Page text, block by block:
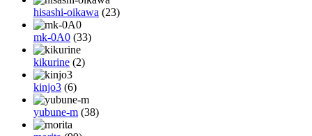
hisashi-oikawa (23)
mk-0A0 (33)
kikurine (2)
kinjo3 (6)
yubune-m (38)